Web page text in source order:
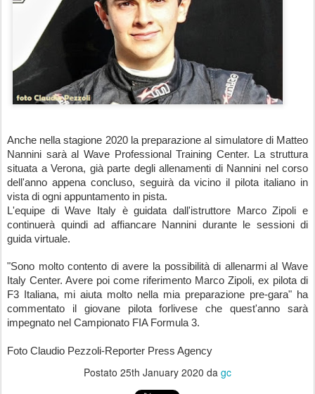
Anche nella stagione 2020 la preparazione al simulatore di Matteo
Nannini sarà al Wave Professional Training Center. La struttura
situata a Verona, già parte degli allenamenti di Nannini nel corso
dell'anno appena concluso, seguirà da vicino il pilota italiano in
vista di ogni appuntamento in pista.
L'equipe di Wave Italy è guidata dall'istruttore Marco Zipoli e
continuerà quindi ad affiancare Nannini durante le sessioni di
guida virtuale.
"Sono molto contento di avere la possibilità di allenarmi al Wave
Italy Center. Avere poi come riferimento Marco Zipoli, ex pilota di
F3 Italiana, mi aiuta molto nella mia preparazione pre-gara" ha
commentato il giovane pilota forlivese che quest'anno sarà
impegnato nel Campionato FIA Formula 3.
Foto Claudio Pezzoli-Reporter Press Agency
Postato 25th January 2020 da gc